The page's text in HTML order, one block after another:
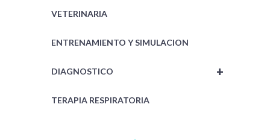
VETERINARIA
ENTRENAMIENTO Y SIMULACION
+
DIAGNOSTICO
TERAPIA RESPIRATORIA